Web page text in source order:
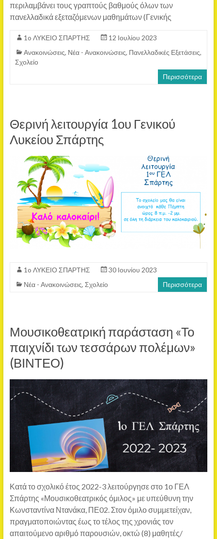
περιλαμβάνει τους γραπτούς βαθμούς όλων των
πανελλαδικά εξεταζόμενων μαθημάτων (Γενικής
1o ΛΥΚΕΙΟ ΣΠΑΡΤΗΣ
12 Ιουλίου 2023
Ανακοινώσεις, Νέα - Ανακοινώσεις, Πανελλαδικές Εξετάσεις,
Σχολείο
Περισσότερα
Θερινή λειτουργία 1ου Γενικού
Λυκείου Σπάρτης
1o ΛΥΚΕΙΟ ΣΠΑΡΤΗΣ
30 Ιουνίου 2023
Νέα - Ανακοινώσεις, Σχολείο Περισσότερα
Μουσικοθεατρική παράσταση «Το
παιχνίδι των τεσσάρων πολέμων»
(ΒΙΝΤΕΟ)
Κατά το σχολικό έτος 2022-3 λειτούργησε στο 1ο ΓΕΛ
Σπάρτης «Μουσικοθεατρικός όμιλος» με υπεύθυνη την
Κωνσταντίνα Ντανάκα, ΠΕ02. Στον όμιλο συμμετείχαν,
πραγματοποιώντας έως το τέλος της χρονιάς τον
απαιτούμενο αριθμό παρουσιών, οκτώ (8) μαθητές/